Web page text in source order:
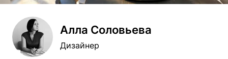
Алла Соловьева
Дизайнер